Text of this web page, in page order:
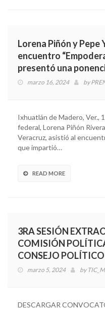
Lorena Piñón y Pepe
encuentro
presentó una
marzo 16, 2024 by
Ixhuatlán de Madero, Ver.,
federal, Lorena Piñón
Veracruz, asistió al
que impartió…
READ MORE
3RA SESIÓN
COMISIÓN
CONSEJO
marzo 5, 2024 by
DESCARGAR